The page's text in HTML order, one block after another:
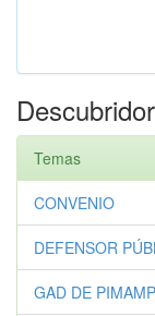
Descubridor
Temas
CONVENIO
DEFENSOR
GAD DE